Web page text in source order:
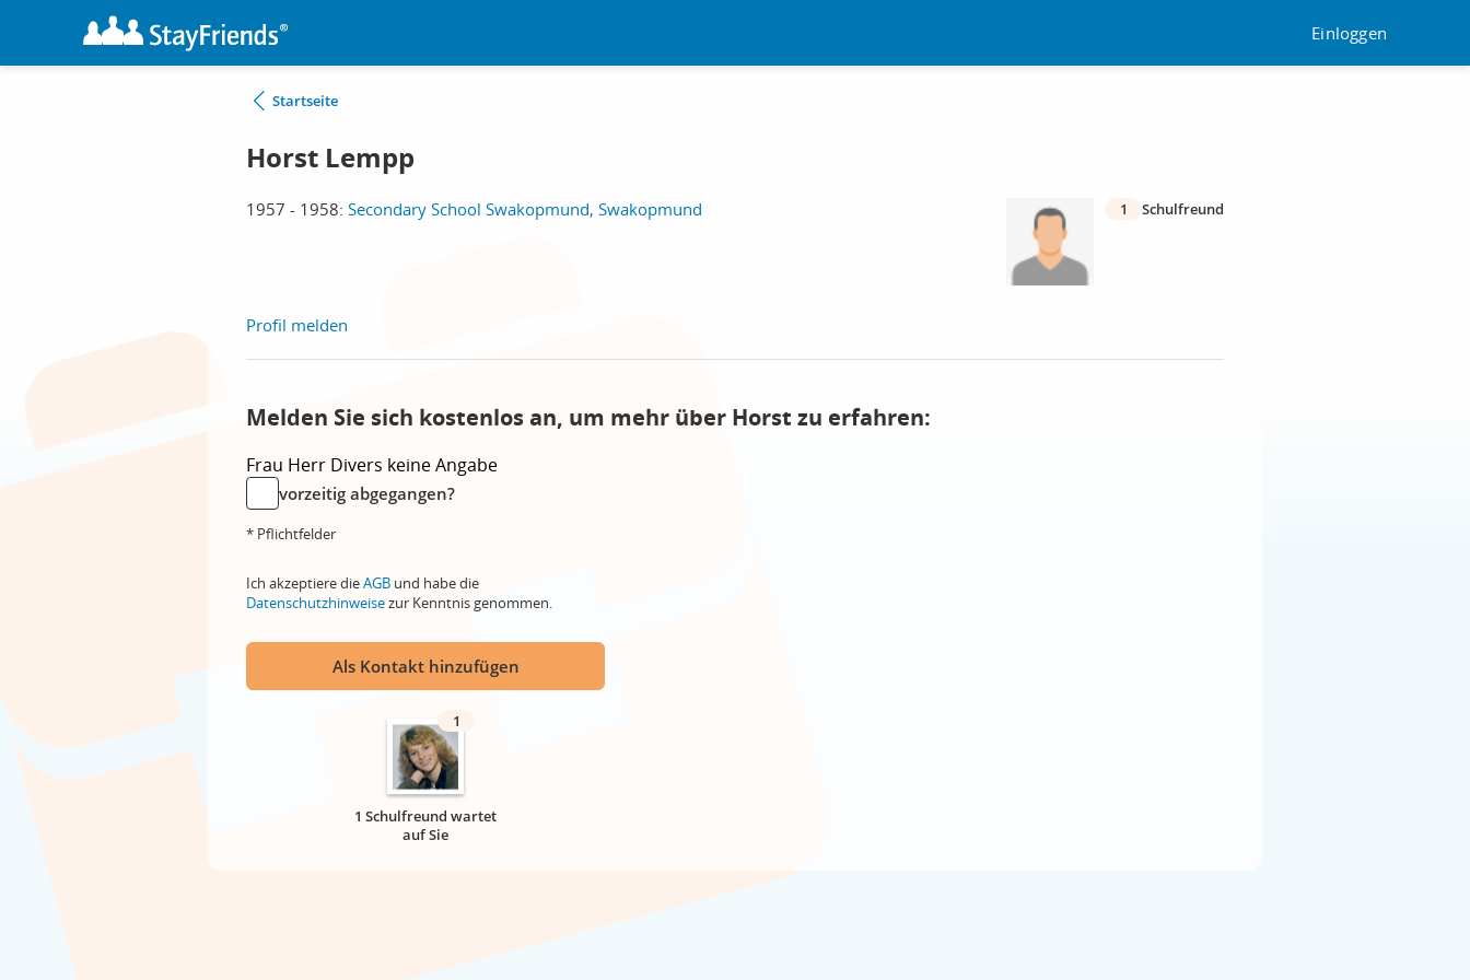
Einloggen
Startseite
Horst Lempp
1957 - 1958: Secondary School Swakopmund, Swakopmund 1 Schulfreund
Profil melden
Melden Sie sich kostenlos an, um mehr über Horst zu erfahren:
Frau Herr Divers keine Angabe
vorzeitig abgegangen?
* Pflichtfelder
Ich akzeptiere dieAGB und habe die
Datenschutzhinweisezur Kenntnis genommen.
Als Kontakt hinzufügen
1
1 Schulfreund wartet
auf Sie